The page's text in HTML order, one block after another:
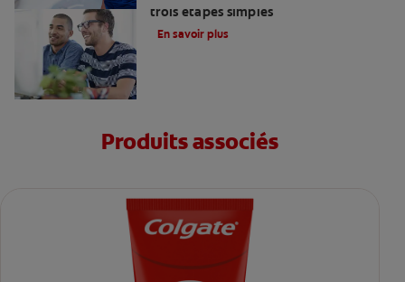
trois étapes simples
En savoir plus
Produits associés